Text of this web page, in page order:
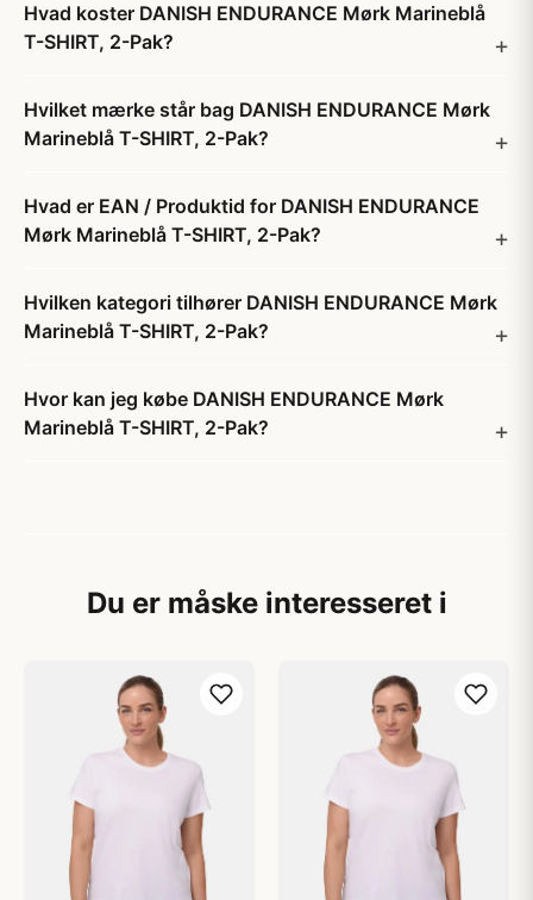
Hvad koster DANISH ENDURANCE Mørk Marineblå
T-SHIRT, 2-Pak?
Hvilket mærke står bag DANISH ENDURANCE Mørk
Marineblå T-SHIRT, 2-Pak?
Hvad er EAN / Produktid for DANISH ENDURANCE
Mørk Marineblå T-SHIRT, 2-Pak?
Hvilken kategori tilhører DANISH ENDURANCE Mørk
Marineblå T-SHIRT, 2-Pak?
Hvor kan jeg købe DANISH ENDURANCE Mørk
Marineblå T-SHIRT, 2-Pak?
Du er måske interesseret i